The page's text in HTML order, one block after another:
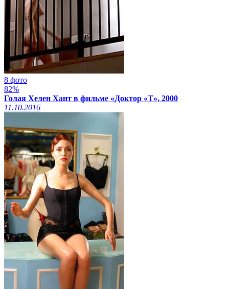
8 фото
82%
Голая Хелен Хант в фильме «Доктор «Т», 2000
11.10.2016